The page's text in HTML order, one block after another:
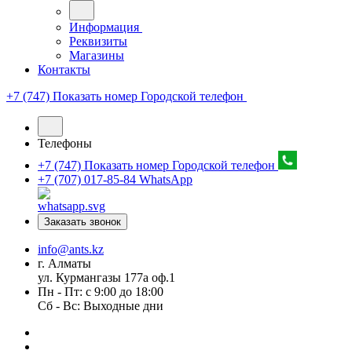
Информация
Реквизиты
Магазины
Контакты
+7 (747) Показать номер Городской телефон
Телефоны
+7 (747) Показать номер Городской телефон
+7 (707) 017-85-84 WhatsApp
Заказать звонок
info@ants.kz
г. Алматы
ул. Курмангазы 177а оф.1
Пн - Пт: с 9:00 до 18:00
Сб - Вс: Выходные дни